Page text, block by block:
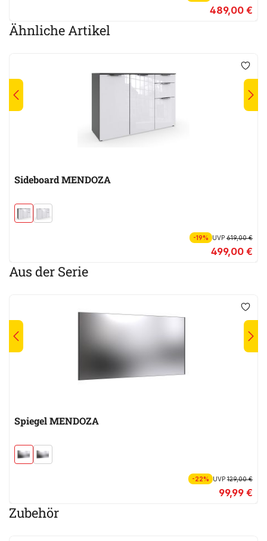
489,00 €
Ähnliche Artikel
Sideboard MENDOZA
-19% UVP619,00 €
499,00 €
Aus der Serie
Spiegel MENDOZA
-22% UVP129,00 €
99,99 €
Zubehör